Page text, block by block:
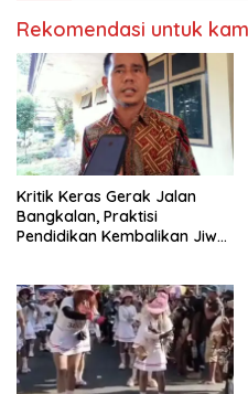
Rekomendasi untuk
Kritik Keras Gerak Jalan
Bangkalan, Praktisi
Pendidikan Kembalikan Jiwa